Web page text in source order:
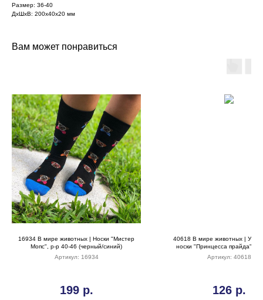
Размер: 36-40
ДxШxВ: 200x40x20 мм
Вам может понравиться
16934 В мире животных | Носки "Мистер
Мопс", р-р 40-46 (черный/синий)
Артикул: 16934
199 р.
40618 В мире животных |
носки "Принцесса прайда", р-
(терракотовый)
Артикул: 40618
126 р.